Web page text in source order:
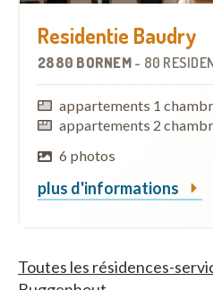
Residentie Baudry
2880 BORNEM - 80
appartements 1
appartements 2
6 photos
plus d'informations
Toutes les résidences-